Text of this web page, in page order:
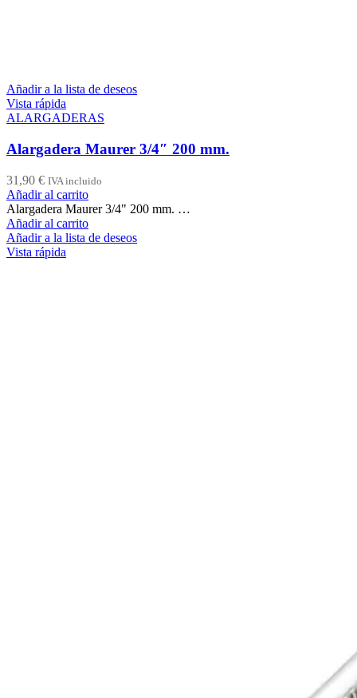
Añadir a la lista de deseos
Vista rápida
ALARGADERAS
Alargadera Maurer 3/4″ 200 mm.
31,90 € IVA incluido
Añadir al carrito
Alargadera Maurer 3/4" 200 mm. …
Añadir al carrito
Añadir a la lista de deseos
Vista rápida